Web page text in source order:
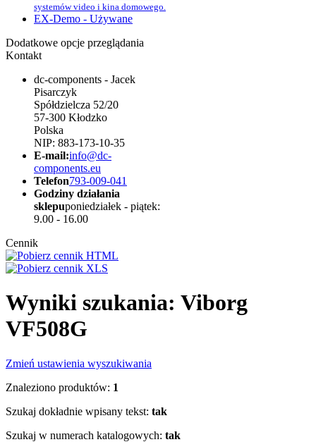
systemów video i kina domowego.
EX-Demo - Używane
Dodatkowe opcje przeglądania
Kontakt
dc-components - Jacek
Pisarczyk
Spółdzielcza 52/20
57-300 Kłodzko
Polska
NIP: 883-173-10-35
E-mail:info@dc-
components.eu
Telefon793-009-041
Godziny działania
sklepuponiedziałek - piątek:
9.00 - 16.00
Cennik
Wyniki szukania: Viborg
VF508G
Zmień ustawienia wyszukiwania
Znaleziono produktów: 1
Szukaj dokładnie wpisany tekst: tak
Szukaj w numerach katalogowych: tak